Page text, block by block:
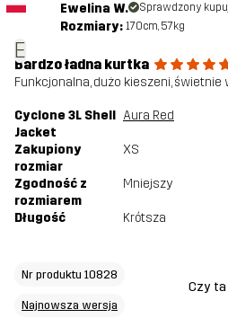
E
Ewelina W. Sprawdzony
Rozmiary: 170cm, 57kg
Bardzo ładna kurtka
Funkcjonalna, dużo kieszeni,
Cyclone 3L Shell
Jacket
Aura Red
Zakupiony
rozmiar
XS
Zgodność z
rozmiarem
Mniejszy
Długość Krótsza
Nr produktu 10828
Najnowsza wersja
Czy ta